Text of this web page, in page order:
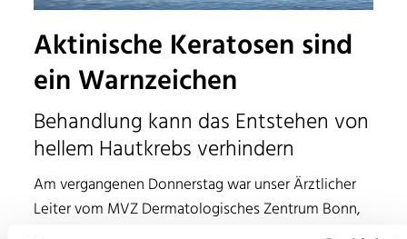
Aktinische Keratosen sind
ein Warnzeichen
Behandlung kann das Entstehen von
hellem Hautkrebs verhindern
Am vergangenen Donnerstag war unser Ärztlicher
Leiter vom MVZ Dermatologisches Zentrum Bonn,